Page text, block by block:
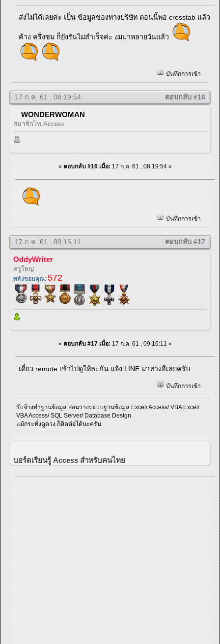
ส่งไม่ได้เลยค่ะ เป็น ข้อมูลของทางบริษัท ตอนนี้พอ crosstab แล้ว
ค้าง ครึ่งชม ก็ยังรันไม่สำเร็จค่ะ งมมาหลายวันแล้ว
บันทึกการเข้า
17 ก.ค. 61 , 08:19:54 ตอบกลับ #16
WONDERWOMAN
สมาชิกไท.Access
« ตอบกลับ #16 เมื่อ: 17 ก.ค. 61 , 08:19:54 »
บันทึกการเข้า
17 ก.ค. 61 , 09:16:11 ตอบกลับ #17
OddyWriter
ครูใหญ่
พลังขอบคุณ: 572
« ตอบกลับ #17 เมื่อ: 17 ก.ค. 61 , 09:16:11 »
เดี๋ยว remote เข้าไปดูให้ละกัน แจ้ง LINE มาทางอีเลยครับ
บันทึกการเข้า
รับจ้างทำฐานข้อมูล สอนวางระบบฐานข้อมูล Excel/ Access/ VBA Excel/
VBA Access/ SQL Server/ Database Design
แม้กระทั่งดูดวง ก็ติดต่อได้นะครับ
บอร์ดเรียนรู้ Access สำหรับคนไทย